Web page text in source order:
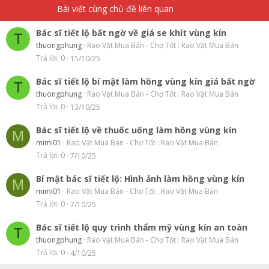
Bài viết cùng chủ đề liên quan
T Bác sĩ tiết lộ bất ngờ về giá se khít vùng kín
thuongphung Rao Vặt Mua Bán - Chợ Tốt : Rao Vặt Mua Bán
Trả lời 0 15/10/25
T Bác sĩ tiết lộ bí mật làm hồng vùng kín giá bất ngờ
thuongphung Rao Vặt Mua Bán - Chợ Tốt : Rao Vặt Mua Bán
Trả lời 0 13/10/25
M Bác sĩ tiết lộ về thuốc uống làm hồng vùng kín
mimi01
Rao Vặt Mua Bán - Chợ Tốt : Rao Vặt Mua Bán
Trả lời 0 7/10/25
M Bí mật bác sĩ tiết lộ: Hình ảnh làm hồng vùng kín
mimi01
Rao Vặt Mua Bán - Chợ Tốt : Rao Vặt Mua Bán
Trả lời 0 7/10/25
T Bác sĩ tiết lộ quy trình thẩm mỹ vùng kín an toàn
thuongphung Rao Vặt Mua Bán - Chợ Tốt : Rao Vặt Mua Bán
Trả lời 0 4/10/25